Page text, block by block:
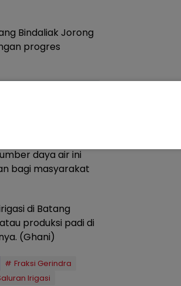
Bindaliak Jorong
progres
Kabupaten
Bagi Petani
daya air ini
bagi masyarakat
di Batang
produksi padi di
(Ghani)
Fraksi Gerindra
Irigasi